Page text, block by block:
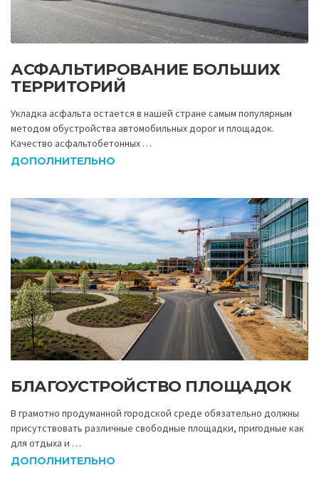
АСФАЛЬТИРОВАНИЕ БОЛЬШИХ
ТЕРРИТОРИЙ
Укладка асфальта остается в нашей стране самым популярным
методом обустройства автомобильных дорог и площадок.
Качество асфальтобетонных …
ДОПОЛНИТЕЛЬНО
БЛАГОУСТРОЙСТВО ПЛОЩАДОК
В грамотно продуманной городской среде обязательно должны
присутствовать различные свободные площадки, пригодные как
для отдыха и …
ДОПОЛНИТЕЛЬНО